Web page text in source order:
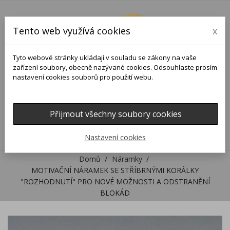
Domů
Náramky
MOTIVAČNÍ NÁRAMEK SE STŘÍBRNÝMI KORÁLKY
"ROZHODNUTÍ" PRO NOVÉ MOŽNOSTI A ODSTRANĚNÍ
BLOKÁD
Tento web využívá cookies x
Tyto webové stránky ukládají v souladu se zákony na vaše
zařízení soubory, obecně nazývané cookies. Odsouhlaste prosím
nastavení cookies souborů pro použití webu.
Přijmout všechny soubory cookies
Nastavení cookies